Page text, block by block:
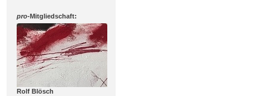
pro-Mitgliedschaft:
Rolf Blösch